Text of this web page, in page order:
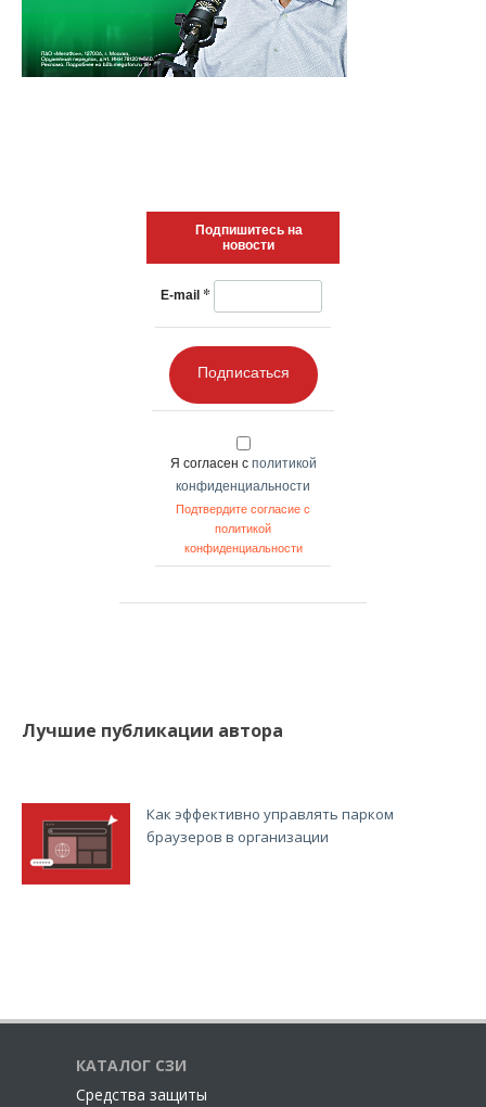
Подпишитесь на
новости
E-mail *
Подписаться
Я согласен с политикой
конфиденциальности
Подтвердите согласие с
политикой
конфиденциальности
Лучшие публикации автора
Как эффективно управлять парком
браузеров в организации
КАТАЛОГ СЗИ
Cредства защиты